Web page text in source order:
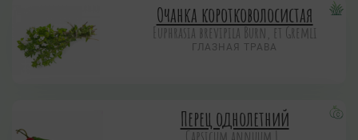
Очанка коротковолосистая
Euphrasia brevipila Burn, et Gremli
ГЛАЗНАЯ ТРАВА
Перец однолетний